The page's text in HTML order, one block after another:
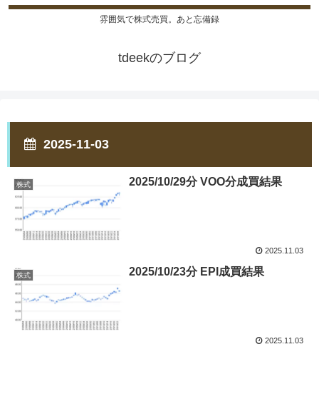
雰囲気で株式売買。あと忘備録
tdeekのブログ
2025-11-03
株式 2025/10/29分 VOO分成買結果
2025.11.03
株式 2025/10/23分 EPI成買結果
2025.11.03